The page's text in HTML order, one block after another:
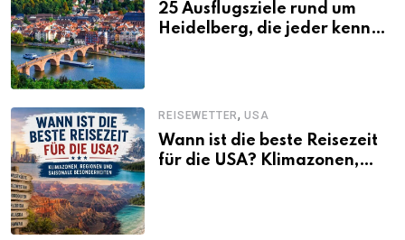
25 Ausflugsziele rund um
Heidelberg, die jeder kennen
REISEWETTER,USA
Wann ist die beste Reisezeit
für die USA? Klimazonen,